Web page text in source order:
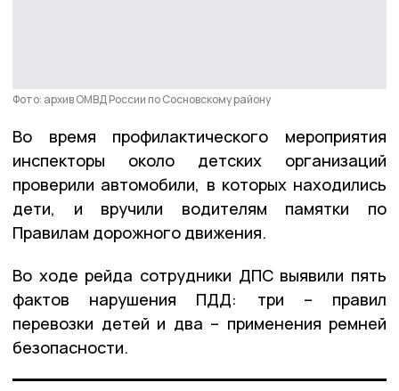
Фото: архив ОМВД России по Сосновскому району
Во время профилактического мероприятия
инспекторы около детских организаций
проверили автомобили, в которых находились
дети, и вручили водителям памятки по
Правилам дорожного движения.
Во ходе рейда сотрудники ДПС выявили пять
фактов нарушения ПДД: три – правил
перевозки детей и два – применения ремней
безопасности.